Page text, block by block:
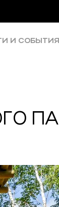
И СОБЫТИЯ